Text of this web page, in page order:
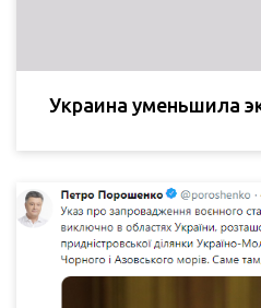
Украина уменьшила